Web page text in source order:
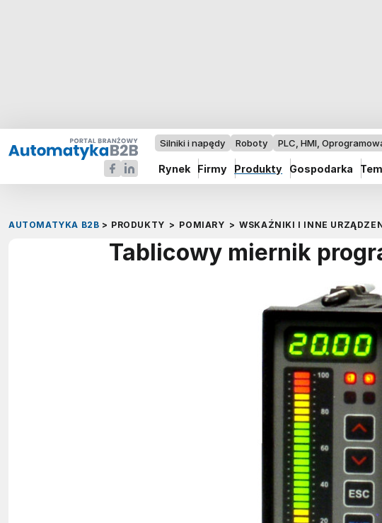
Silniki i napędy Roboty PLC, HMI,
Rynek Firmy Produkty Gospodarka
AUTOMATYKA B2B > PRODUKTY > POMIARY > WSKAŹNIKI I INNE
Tablicowy miernik